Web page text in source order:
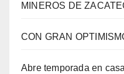
MINEROS DE
CON GRAN
Abre temporada en